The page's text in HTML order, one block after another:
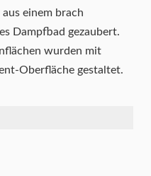
einem brach
Dampfbad gezaubert.
wurden mit
Oberfläche gestaltet.